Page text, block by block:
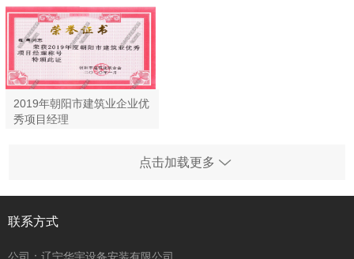
2019年朝阳市建筑业企业优
秀项目经理
点击加载更多
联系方式